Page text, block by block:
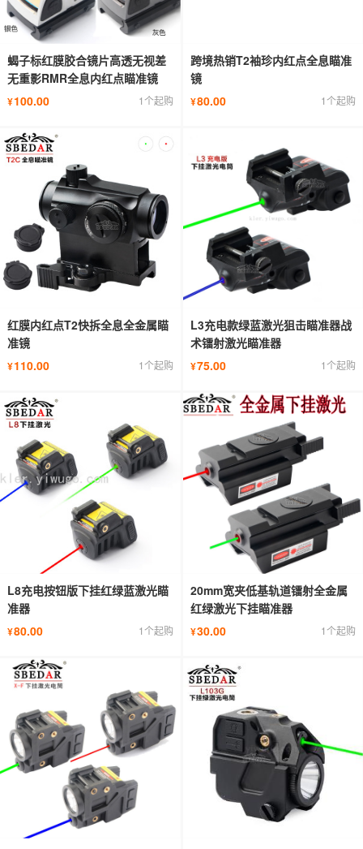
蝎子标红膜胶合镜片高透无视差
无重影RMR全息内红点瞄准镜
¥100.00 1个起购
跨境热销T2袖珍内红点全息瞄准
镜
¥80.00 1个起购
红膜内红点T2快拆全息全金属瞄
准镜
¥110.00 1个起购
L3充电款绿蓝激光狙击瞄准器战
术镭射激光瞄准器
¥75.00 1个起购
L8充电按钮版下挂红绿蓝激光瞄
准器
¥80.00 1个起购
20mm宽夹低基轨道镭射全金属
红绿激光下挂瞄准器
¥30.00 1个起购